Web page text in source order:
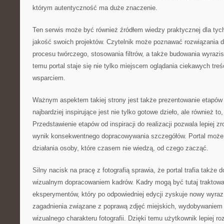
którym autentyczność ma duże znaczenie.
Ten serwis może być również źródłem wiedzy praktycznej dla
jakość swoich projektów. Czytelnik może poznawać rozwiązania
procesu twórczego, stosowania filtrów, a także budowania
temu portal staje się nie tylko miejscem oglądania ciekawych
wsparciem.
Ważnym aspektem takiej strony jest także prezentowanie
najbardziej inspirujące jest nie tylko gotowe dzieło, ale również
Przedstawienie etapów od inspiracji do realizacji pozwala lepiej
wynik konsekwentnego dopracowywania szczegółów. Portal
działania osoby, które czasem nie wiedzą, od czego zacząć.
Silny nacisk na pracę z fotografią sprawia, że portal trafia także
wizualnym dopracowaniem kadrów. Kadry mogą być tutaj
eksperymentów, który po odpowiedniej edycji zyskuje nowy
zagadnienia związane z poprawą zdjęć miejskich,
wizualnego charakteru fotografii. Dzięki temu użytkownik lepiej